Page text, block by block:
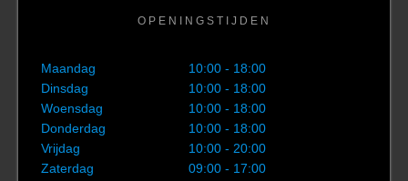
OPENINGSTIJDEN
Maandag
10:00 - 18:00
Dinsdag
10:00 - 18:00
Woensdag
10:00 - 18:00
Donderdag
10:00 - 18:00
Vrijdag
10:00 - 20:00
Zaterdag
09:00 - 17:00